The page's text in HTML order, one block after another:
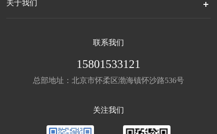
关于我们
联系我们
15801533121
总部地址：北京市怀柔区渤海镇怀沙路536号
关注我们